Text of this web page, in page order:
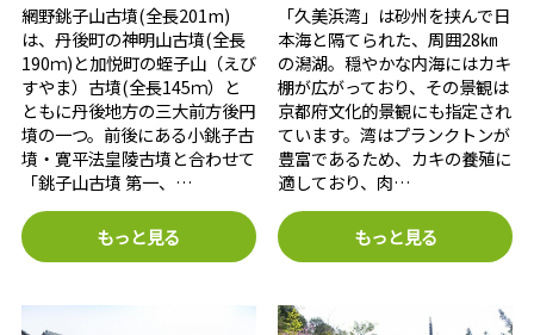
網野銚子山古墳(全長201m)
は、丹後町の神明山古墳(全長
190ｍ)と加悦町の蛭子山（えび
すやま）古墳(全長145ｍ）と
ともに丹後地方の三大前方後円
墳の一つ。前後にある小銚子古
墳・寛平法皇陵古墳と合わせて
「銚子山古墳 第一、…
もっと見る
「久美浜湾」は砂州を挟んで日
本海と隔てられた、周囲28㎞
の潟湖。穏やかな内海にはカキ
棚が広がっており、その景観は
京都府文化的景観にも指定され
ています。湾はプランクトンが
豊富であるため、カキの養殖に
適しており、肉…
もっと見る